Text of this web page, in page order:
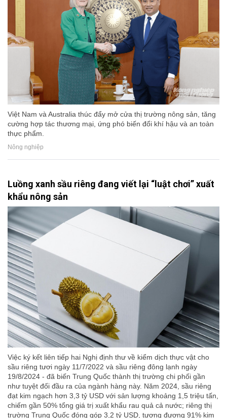
Việt Nam và Australia thúc đẩy mở cửa thị trường nông sản, tăng
cường hợp tác thương mại, ứng phó biến đổi khí hậu và an toàn
thực phẩm.
Nông nghiệp
Luồng xanh sầu riêng đang viết lại “luật chơi” xuất
khẩu nông sản
Việc ký kết liên tiếp hai Nghị định thư về kiểm dịch thực vật cho
sầu riêng tươi ngày 11/7/2022 và sầu riêng đông lạnh ngày
19/8/2024 - đã biến Trung Quốc thành thị trường chi phối gần
như tuyệt đối đầu ra của ngành hàng này. Năm 2024, sầu riêng
đạt kim ngạch hơn 3,3 tỷ USD với sản lượng khoảng 1,5 triệu tấn,
chiếm gần 50% tổng giá trị xuất khẩu rau quả cả nước; riêng thị
trường Trung Quốc đóng góp 3,2 tỷ USD, tương đương 91% kim